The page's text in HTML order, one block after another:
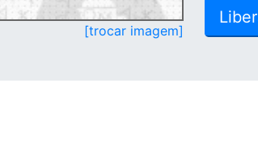
[trocar imagem]